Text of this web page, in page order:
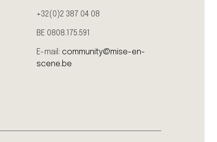
+32(0)2 387 04 08
BE 0808.175.591
E-mail: community@mise-en-
scene.be